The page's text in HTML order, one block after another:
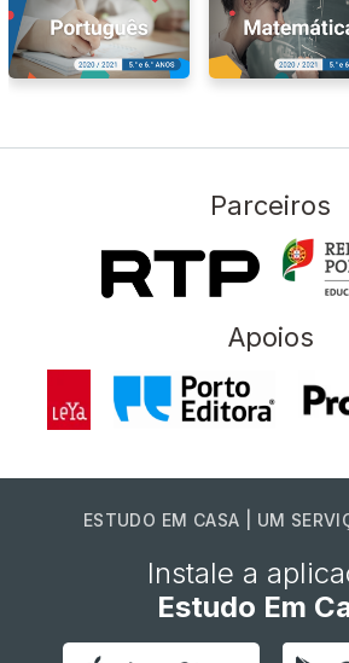
Parceiros
Apoios
ESTUDO EM CASA | UM
Instale a
Estudo Em